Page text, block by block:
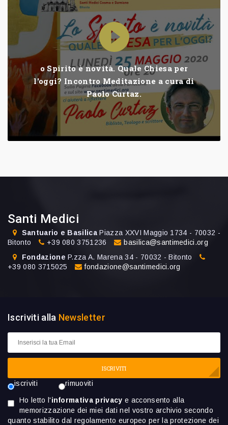
o Spirito è novità. Quale Chiesa per
l'oggi? Incontro Meditazione a cura di
Paolo Curtaz.
Santi Medici
Santuario e Basilica Piazza XXVI Maggio 1734 - 70032 -
Bitonto
+39 080 3751236
basilica@santimedici.org
Fondazione P.zza A. Marena 34 - 70032 - Bitonto
+39 080 3715025
fondazione@santimedici.org
Iscriviti alla Newsletter
ISCRIVITI
iscriviti rimuoviti
Ho letto l'informativa privacy e acconsento alla
memorizzazione dei miei dati nel vostro archivio secondo
quanto stabilito dal regolamento europeo per la protezione dei